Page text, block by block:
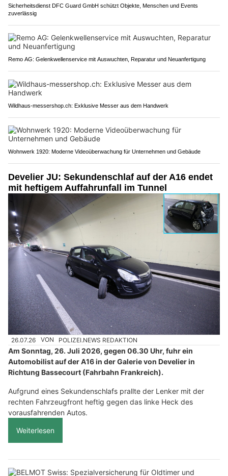
Sicherheitsdienst DFC Guard GmbH schützt Objekte, Menschen und Events
zuverlässig
Remo AG: Gelenkwellenservice mit Auswuchten, Reparatur und Neuanfertigung
Wildhaus-messershop.ch: Exklusive Messer aus dem Handwerk
Wohnwerk 1920: Moderne Videoüberwachung für Unternehmen und Gebäude
Develier JU: Sekundenschlaf auf der A16 endet
mit heftigem Auffahrunfall im Tunnel
26.07.26 VON POLIZEI.NEWS REDAKTION
Am Sonntag, 26. Juli 2026, gegen 06.30 Uhr, fuhr ein
Automobilist auf der A16 in der Galerie von Develier in
Richtung Bassecourt (Fahrbahn Frankreich).
Aufgrund eines Sekundenschlafs prallte der Lenker mit der
rechten Fahrzeugfront heftig gegen das linke Heck des
vorausfahrenden Autos.
Weiterlesen